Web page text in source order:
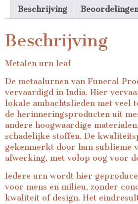
Beschrijving
Beschrijving
Metalen urn leaf
De metaalurnen van Funeral
vervaardigd in India. Hier
lokale ambachtslieden met veel
de herinneringsproducten uit
andere hoogwaardige
schadelijke stoffen. De
gekenmerkt door hun sublieme
afwerking, met volop oog voor
Iedere urn wordt hier
voor mens en milieu, zonder
kwaliteit of design. Het